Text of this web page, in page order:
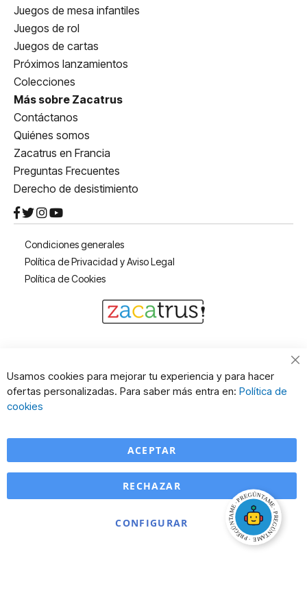
Juegos de mesa infantiles
Juegos de rol
Juegos de cartas
Próximos lanzamientos
Colecciones
Más sobre Zacatrus
Contáctanos
Quiénes somos
Zacatrus en Francia
Preguntas Frecuentes
Derecho de desistimiento
Condiciones generales
Política de Privacidad y Aviso Legal
Política de Cookies
Usamos cookies para mejorar tu experiencia y para hacer
ofertas personalizadas. Para saber más entra en: Política de
cookies
ACEPTAR
CONFIGURAR
RECHAZAR